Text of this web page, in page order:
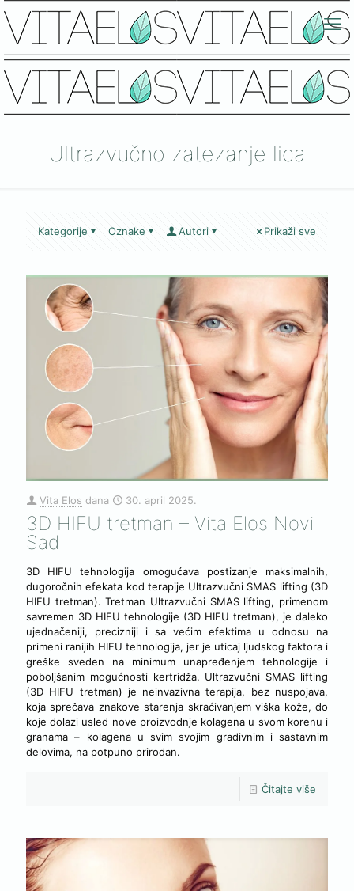
Ultrazvučno zatezanje lica
Kategorije Oznake Autori Prikaži sve
Vita Elos dana 30. april 2025.
3D HIFU tretman – Vita Elos Novi
Sad
3D HIFU tehnologija omogućava postizanje maksimalnih,
dugoročnih efekata kod terapije Ultrazvučni SMAS lifting (3D
HIFU tretman). Tretman Ultrazvučni SMAS lifting, primenom
savremen 3D HIFU tehnologije (3D HIFU tretman), je daleko
ujednačeniji, precizniji i sa većim efektima u odnosu na
primeni ranijih HIFU tehnologija, jer je uticaj ljudskog faktora i
greške sveden na minimum unapređenjem tehnologije i
poboljšanim mogućnosti kertridža. Ultrazvučni SMAS lifting
(3D HIFU tretman) je neinvazivna terapija, bez nuspojava,
koja sprečava znakove starenja skraćivanjem viška kože, do
koje dolazi usled nove proizvodnje kolagena u svom korenu i
granama – kolagena u svim svojim gradivnim i sastavnim
delovima, na potpuno prirodan.
Čitajte više